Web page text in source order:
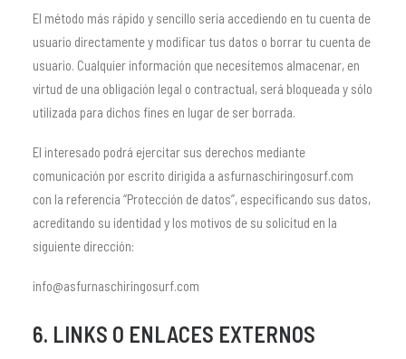
El método más rápido y sencillo sería accediendo en tu cuenta de
usuario directamente y modificar tus datos o borrar tu cuenta de
usuario. Cualquier información que necesitemos almacenar, en
virtud de una obligación legal o contractual, será bloqueada y sólo
utilizada para dichos fines en lugar de ser borrada.
El interesado podrá ejercitar sus derechos mediante
comunicación por escrito dirigida a asfurnaschiringosurf.com
con la referencia “Protección de datos”, especificando sus datos,
acreditando su identidad y los motivos de su solicitud en la
siguiente dirección:
info@asfurnaschiringosurf.com
6. LINKS O ENLACES EXTERNOS